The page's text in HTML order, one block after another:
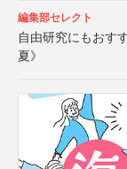
編集部セレクト
自由研究にもおす
夏》